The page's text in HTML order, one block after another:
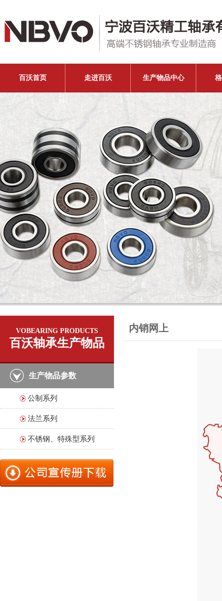
百沃首页 走进百沃 生产物品中心
VOBEARING PRODUCTS
百沃轴承生产物品
生产物品参数
公制系列
法兰系列
不锈钢、特殊型系列
内销网上